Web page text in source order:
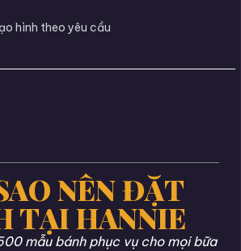
hình theo yêu cầu
NÊN ĐẶT
TẠI HANNIE
mẫu bánh phục vụ cho mọi bữa